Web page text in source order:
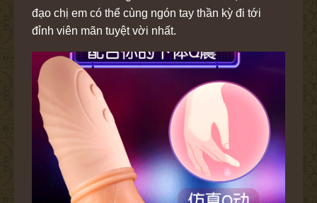
đạo chị em có thể cùng ngón tay thần kỳ đi tới
đỉnh viên mãn tuyệt vời nhất.